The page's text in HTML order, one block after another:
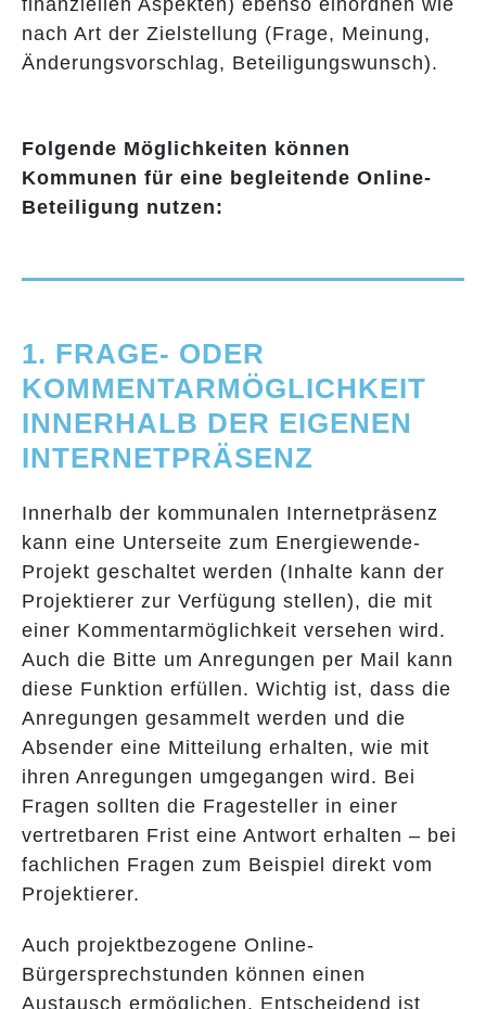
finanziellen Aspekten) ebenso einordnen wie
nach Art der Zielstellung (Frage, Meinung,
Änderungsvorschlag, Beteiligungswunsch).
Folgende Möglichkeiten können
Kommunen für eine begleitende Online-
Beteiligung nutzen:
1. FRAGE- ODER
KOMMENTAR­MÖGLICHKEIT
INNERHALB DER EIGENEN
INTERNET­PRÄSENZ
Innerhalb der kommunalen Internetpräsenz
kann eine Unterseite zum Energiewende-
Projekt geschaltet werden (Inhalte kann der
Projektierer zur Verfügung stellen), die mit
einer Kommentarmöglichkeit versehen wird.
Auch die Bitte um Anregungen per Mail kann
diese Funktion erfüllen. Wichtig ist, dass die
Anregungen gesammelt werden und die
Absender eine Mitteilung erhalten, wie mit
ihren Anregungen umgegangen wird. Bei
Fragen sollten die Fragesteller in einer
vertretbaren Frist eine Antwort erhalten – bei
fachlichen Fragen zum Beispiel direkt vom
Projektierer.
Auch projektbezogene Online-
Bürgersprechstunden können einen
Austausch ermöglichen. Entscheidend ist